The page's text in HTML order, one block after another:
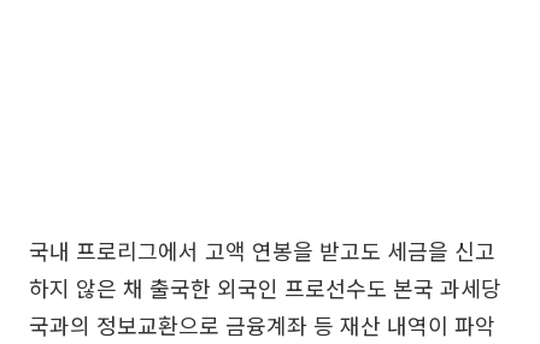
국내 프로리그에서 고액 연봉을 받고도 세금을 신고
하지 않은 채 출국한 외국인 프로선수도 본국 과세당
국과의 정보교환으로 금융계좌 등 재산 내역이 파악